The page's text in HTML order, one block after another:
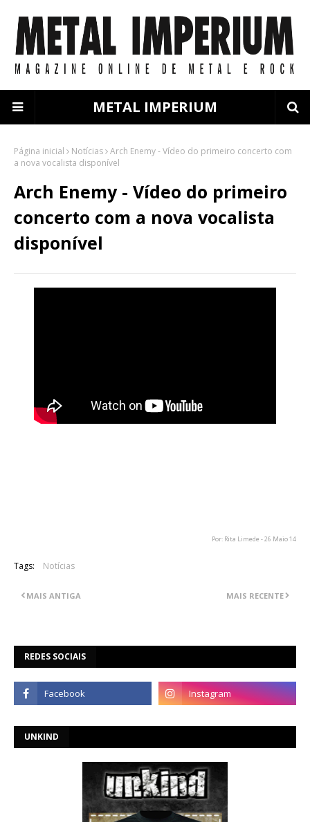
METAL IMPERIUM
Página inicial Notícias Arch Enemy - Vídeo do primeiro concerto com
a nova vocalista disponível
Arch Enemy - Vídeo do primeiro
concerto com a nova vocalista
disponível
Por: Rita Limede - 26 Maio 14
Tags: Notícias
MAIS RECENTE
MAIS ANTIGA
REDES SOCIAIS
UNKIND